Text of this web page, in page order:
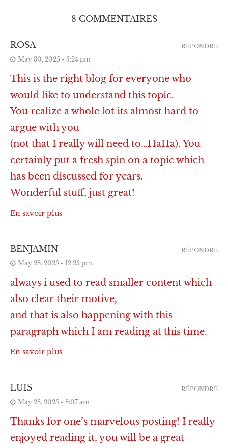
8 COMMENTAIRES
ROSA
May 30, 2025 - 5:24 pm
This is the right blog for everyone who
would like to understand this topic.
You realize a whole lot its almost hard to
argue with you
(not that I really will need to…HaHa). You
certainly put a fresh spin on a topic which
has been discussed for years.
Wonderful stuff, just great!
En savoir plus
RÉPONDRE
BENJAMIN
May 28, 2025 - 12:25 pm
always i used to read smaller content which
also clear their motive,
and that is also happening with this
paragraph which I am reading at this time.
En savoir plus
RÉPONDRE
LUIS
May 28, 2025 - 8:07 am
Thanks for one’s marvelous posting! I really
enjoyed reading it, you will be a great
RÉPONDRE